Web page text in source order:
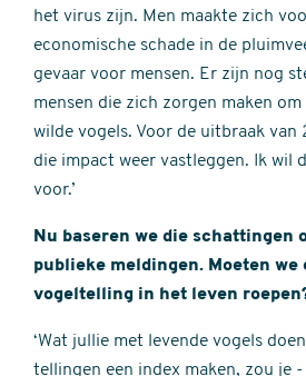
het virus zijn. Men maakte zich
economische schade in de
gevaar voor mensen. Er zijn nog
mensen die zich zorgen maken
wilde vogels. Voor de uitbraak
die impact weer vastleggen. Ik wil
voor.’
Nu baseren we die schattingen
publieke meldingen. Moeten we
vogeltelling in het leven
‘Wat jullie met levende vogels
tellingen een index maken, zou je